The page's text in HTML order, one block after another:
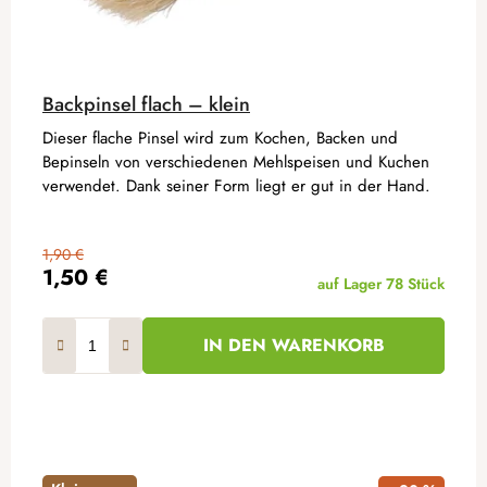
Backpinsel flach – klein
1,50 €
1,90 €
auf Lager 78 Stück
IN DEN WARENKORB
Dieser flache Pinsel wird zum Kochen, Backen und
Bepinseln von verschiedenen Mehlspeisen und Kuchen
verwendet. Dank seiner Form liegt er gut in der Hand.